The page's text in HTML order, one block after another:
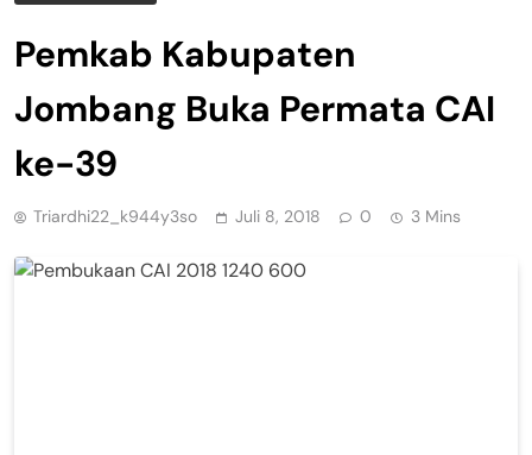
Pemkab Kabupaten
Jombang Buka Permata CAI
ke-39
Triardhi22_k944y3so Juli 8, 2018 0 3 Mins